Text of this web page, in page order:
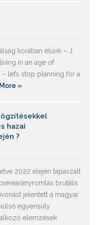
korában élünk – J.
in an age of
let’s stop planning for a
»
hazai
?
2022 elején tapaszalt
brutális
jelentett a magyar
egyensúly
elemzések